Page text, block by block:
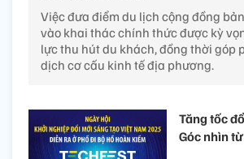
Việc đưa điểm du lịch cộng đồng
vào khai thác chính thức được kỳ
lực thu hút du khách, đồng thời góp
dịch cơ cấu kinh tế địa phương.
Tăng tốc
Góc nhìn